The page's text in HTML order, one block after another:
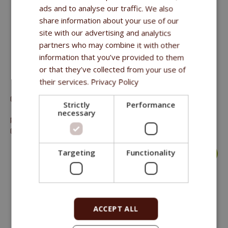
FITMIN PURITY SNAX NUGGETS LIVER 64G
Comida complementaria (delicia) para perros
proteína bruta 41%; aceites y grasas brutos 9,3%; fibra bruta
0,2%; cenizas brutas 2,9%.
ads and to analyse our traffic. We also
share information about your use of our
site with our advertising and analytics
partners who may combine it with other
information that you’ve provided to them
or that they’ve collected from your use of
their services. Privacy Policy
Strictly
necessary
Performance
Targeting Functionality
ACCEPT ALL